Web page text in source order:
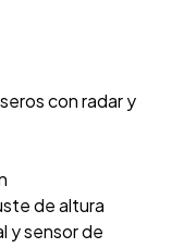
con radar y
de altura
y sensor de